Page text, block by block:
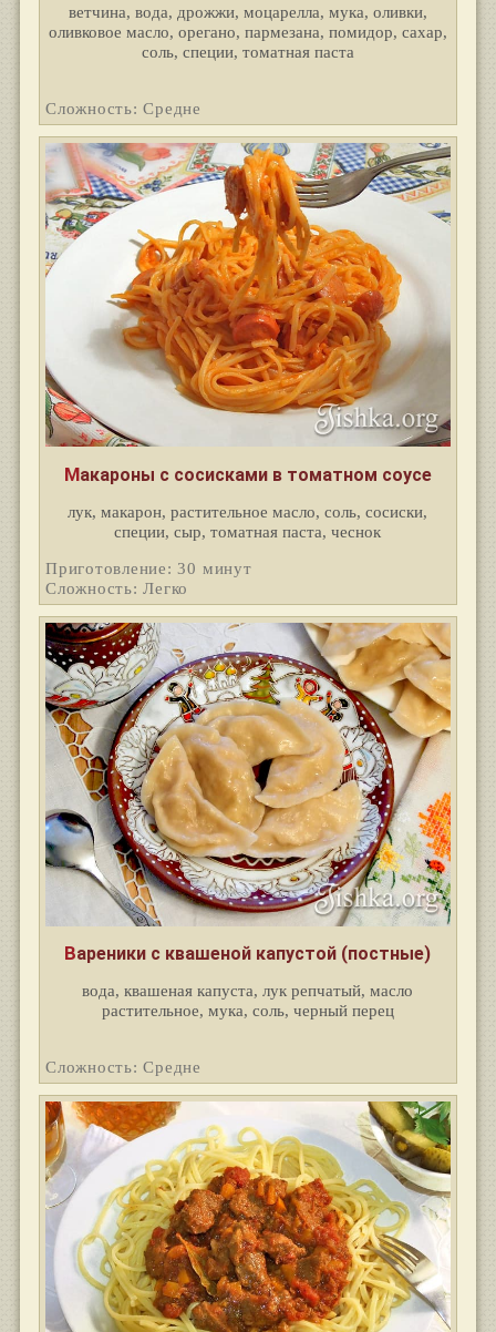
ветчина, вода, дрожжи, моцарелла, мука, оливки,
оливковое масло, орегано, пармезана, помидор, сахар,
соль, специи, томатная паста
Сложность: Средне
Макароны с сосисками в томатном соусе
лук, макарон, растительное масло, соль, сосиски,
специи, сыр, томатная паста, чеснок
Приготовление: 30 минут
Сложность: Легко
Вареники с квашеной капустой (постные)
вода, квашеная капуста, лук репчатый, масло
растительное, мука, соль, черный перец
Сложность: Средне